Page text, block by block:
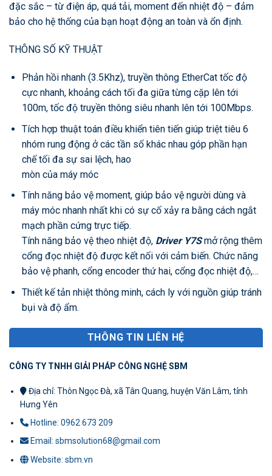
đặc sắc – từ điện áp, quá tải, moment đến nhiệt độ – đảm
bảo cho hệ thống của bạn hoạt động an toàn và ổn định.
THÔNG SỐ KỸ THUẬT
Phản hồi nhanh (3.5Khz), truyền thông EtherCat tốc độ
cực nhanh, khoảng cách tối đa giữa từng cặp lên tới
100m, tốc độ truyền thông siêu nhanh lên tới 100Mbps.
Tích hợp thuật toán điều khiển tiên tiến giúp triệt tiêu 6
nhóm rung động ở các tần số khác nhau góp phần hạn
chế tối đa sự sai lệch, hao
mòn của máy móc
Tính năng bảo vệ moment, giúp bảo vệ người dùng và
máy móc nhanh nhất khi có sự cố xảy ra bằng cách ngắt
mạch phần cứng trực tiếp.
Tính năng bảo vệ theo nhiệt độ, Driver Y7Smở rộng thêm
cổng đọc nhiệt độ được kết nối với cảm biến. Chức năng
bảo vệ phanh, cổng encoder thứ hai, cổng đọc nhiệt độ,…
Thiết kế tản nhiệt thông minh, cách ly với nguồn giúp tránh
bụi và độ ẩm.
THÔNG TIN LIÊN HỆ
CÔNG TY TNHH GIẢI PHÁP CÔNG NGHỆ SBM
Địa chỉ: Thôn Ngọc Đà, xã Tân Quang, huyện Văn Lâm, tỉnh
Hưng Yên
Hotline: 0962 673 209
Email: sbmsolution68@gmail.com
Website: sbm.vn